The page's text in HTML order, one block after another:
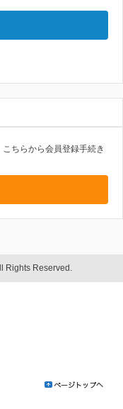
ちらから会員登録手続き
Rights Reserved.